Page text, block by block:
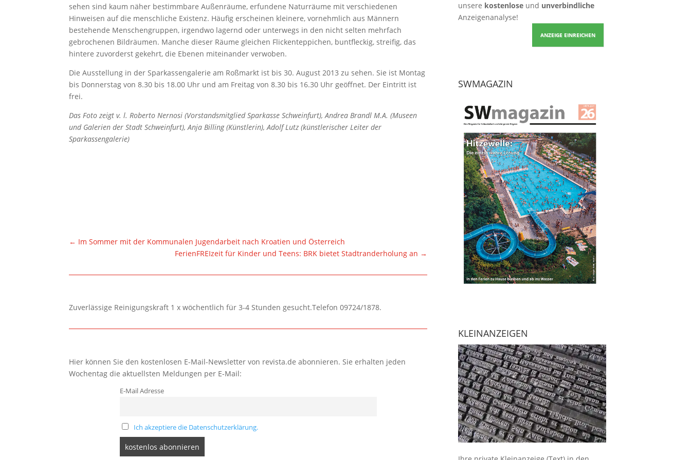
sehen sind kaum näher bestimmbare Außenräume, erfundene Naturräume mit verschiedenen
Hinweisen auf die menschliche Existenz. Häufig erscheinen kleinere, vornehmlich aus Männern
bestehende Menschengruppen, irgendwo lagernd oder unterwegs in den nicht selten mehrfach
gebrochenen Bildräumen. Manche dieser Räume gleichen Flickenteppichen, buntfleckig, streifig, das
hintere zuvorderst gekehrt, die Ebenen miteinander verwoben.
Die Ausstellung in der Sparkassengalerie am Roßmarkt ist bis 30. August 2013 zu sehen. Sie ist Montag
bis Donnerstag von 8.30 bis 18.00 Uhr und am Freitag von 8.30 bis 16.30 Uhr geöffnet. Der Eintritt ist
frei.
Das Foto zeigt v. l. Roberto Nernosi (Vorstandsmitglied Sparkasse Schweinfurt), Andrea Brandl M.A. (Museen
und Galerien der Stadt Schweinfurt), Anja Billing (Künstlerin), Adolf Lutz (künstlerischer Leiter der
Sparkassengalerie)
← Im Sommer mit der Kommunalen Jugendarbeit nach Kroatien und Österreich
FerienFREIzeit für Kinder und Teens: BRK bietet Stadtranderholung an →
Zuverlässige Reinigungskraft 1 x wöchentlich für 3-4 Stunden gesucht.Telefon 09724/1878.
Hier können Sie den kostenlosen E-Mail-Newsletter von revista.de abonnieren. Sie erhalten jeden
Wochentag die aktuellsten Meldungen per E-Mail:
E-Mail Adresse
Ich akzeptiere die Datenschutzerklärung.
unsere kostenloseund unverbindliche
Anzeigenanalyse!
ANZEIGE EINREICHEN
SWMAGAZIN
KLEINANZEIGEN